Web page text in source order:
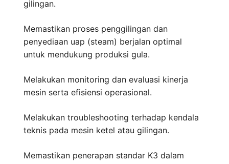
gilingan.
Memastikan proses penggilingan dan
penyediaan uap (steam) berjalan optimal
untuk mendukung produksi gula.
Melakukan monitoring dan evaluasi kinerja
mesin serta efisiensi operasional.
Melakukan troubleshooting terhadap kendala
teknis pada mesin ketel atau gilingan.
Memastikan penerapan standar K3 dalam